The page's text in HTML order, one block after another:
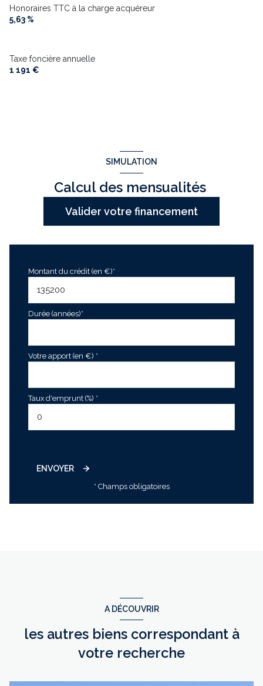
Honoraires TTC à la charge acquéreur
5,63 %
Taxe foncière annuelle
1 191 €
SIMULATION
Calcul des mensualités
Valider votre financement
Montant du crédit (en €)*
Durée (années)*
Votre apport (en €) *
Taux d'emprunt (%) *
ENVOYER
* Champs obligatoires
A DÉCOUVRIR
les autres biens correspondant à
votre recherche